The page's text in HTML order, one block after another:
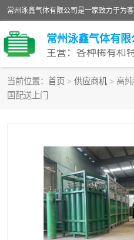
常州泳鑫气体有限
主营：各种稀有和
当前位置： 首页 > 供应商机 > 高
国配送上门
高纯氦气
高纯氮气